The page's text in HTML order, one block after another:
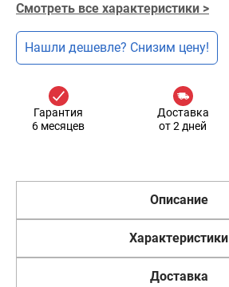
Смотреть все характеристики >
Нашли дешевле? Снизим цену!
Гарантия
6 месяцев
Доставка
от 2 дней
Описание
Характеристики
Доставка